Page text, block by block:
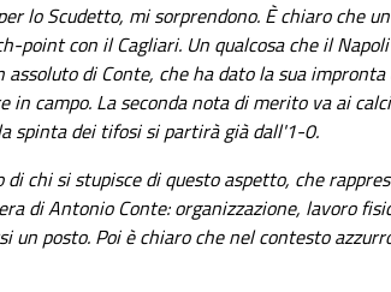
lo Scudetto, mi sorprendono. È chiaro che
point con il Cagliari. Un qualcosa che il
di Conte, che ha dato la sua impronta
in campo. La seconda nota di merito va ai
spinta dei tifosi si partirà già dall'1-0.
chi si stupisce di questo aspetto, che
di Antonio Conte: organizzazione, lavoro
un posto. Poi è chiaro che nel contesto